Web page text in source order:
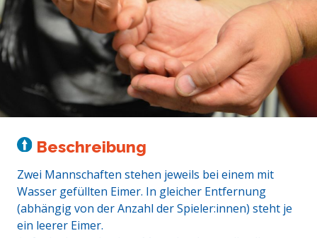
Beschreibung
Zwei Mannschaften stehen jeweils bei einem mit
Wasser gefüllten Eimer. In gleicher Entfernung
(abhängig von der Anzahl der Spieler:innen) steht je
ein leerer Eimer.